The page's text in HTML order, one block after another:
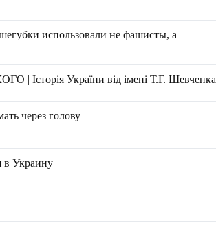
использовали не фашисты, а
України від імені Т.Г. Шевченка
через голову
в Украину